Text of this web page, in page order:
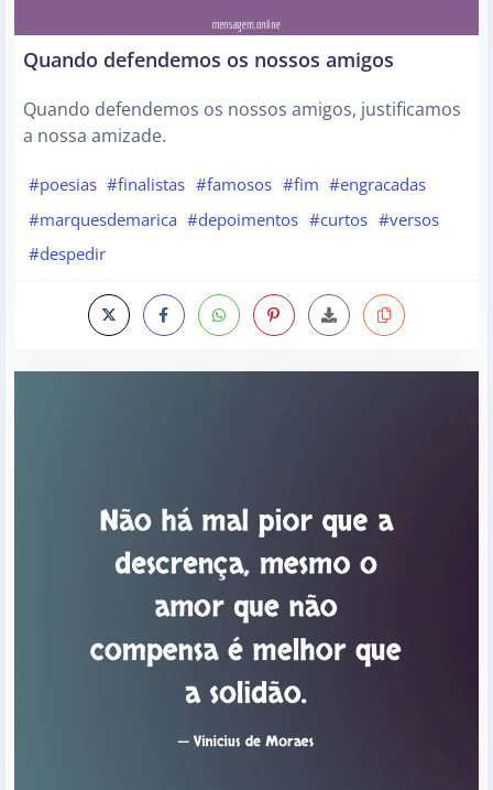
Quando defendemos os nossos amigos
Quando defendemos os nossos amigos, justificamos
a nossa amizade.
#poesias #finalistas #famosos #fim #engracadas
#marquesdemarica #depoimentos #curtos #versos
#despedir